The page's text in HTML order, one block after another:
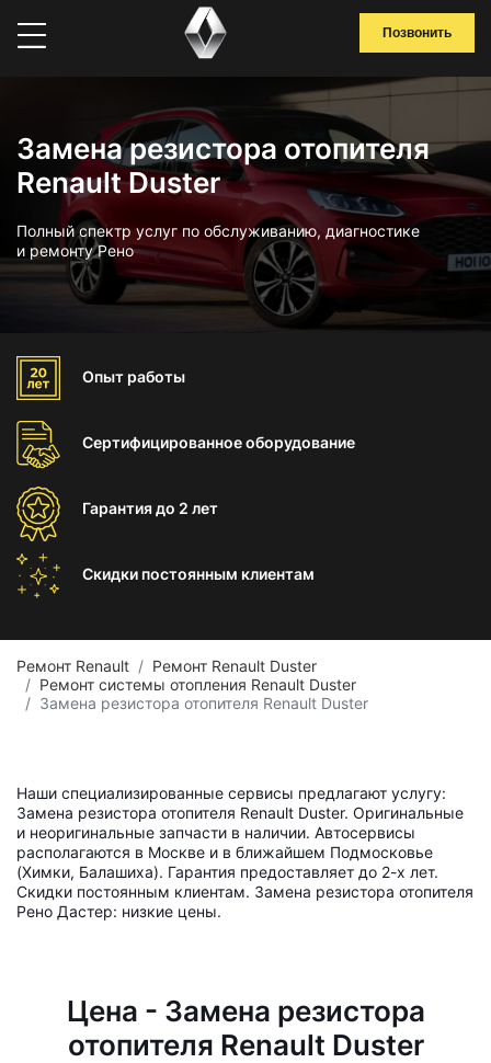
Позвонить
Замена резистора отопителя
Renault Duster
Полный спектр услуг по обслуживанию, диагностике
и ремонту Рено
Опыт работы
Сертифицированноеоборудование
Гарантиядо 2 лет
Скидки постоянным клиентам
Ремонт Renault
Ремонт Renault Duster
Ремонт системы отопления Renault Duster
Замена резистора отопителя Renault Duster
Наши специализированные сервисы предлагают услугу:
Замена резистора отопителя Renault Duster. Оригинальные
и неоригинальные запчасти в наличии. Автосервисы
располагаются в Москве и в ближайшем Подмосковье
(Химки, Балашиха). Гарантия предоставляет до 2-х лет.
Скидки постоянным клиентам. Замена резистора отопителя
Рено Дастер: низкие цены.
Цена - Замена резистора
отопителя Renault Duster